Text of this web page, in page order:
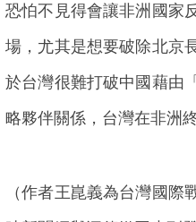
恐怕不見得會讓非洲國家
場，尤其是想要破除北京
於台灣很難打破中國藉由
略夥伴關係，台灣在非洲
（作者王崑義為台灣國際